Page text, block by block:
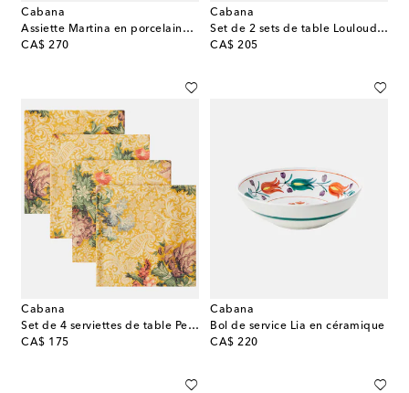
Cabana
Assiette Martina en porcelaine par Ginori 1735
CA$ 270
original price
Cabana
Set de 2 sets de table Louloudi en osier
CA$ 205
original price
Cabana
Set de 4 serviettes de table Peonia en lin
CA$ 175
original price
Cabana
Bol de service Lia en céramique
CA$ 220
original price